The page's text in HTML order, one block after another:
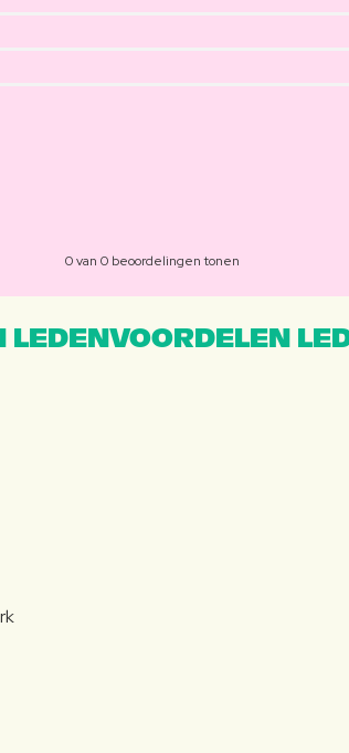
0 van 0 beoordelingen tonen